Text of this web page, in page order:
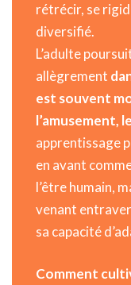
rétrécir, se
diversifié.
L’adulte
allègrement
est souvent
l’amusement,
apprentissage
en avant
l’être humain,
venant
sa capacité
Comment